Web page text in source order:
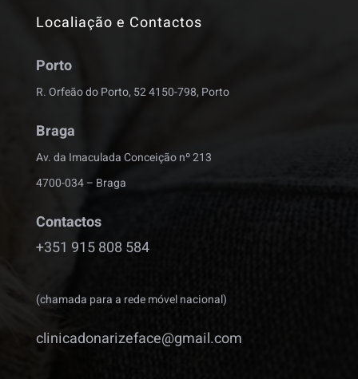
Localiação e Contactos
Porto
R. Orfeão do Porto, 52 4150-798, Porto
Braga
Av. da Imaculada Conceição nº 213
4700-034 – Braga
Contactos
+351 915 808 584
(chamada para a rede móvel nacional)
clinicadonarizeface@gmail.com